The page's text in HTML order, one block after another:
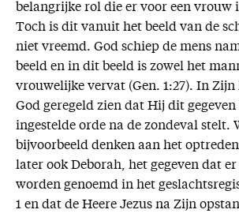
belangrijke rol die er voor een vrouw
Toch is dit vanuit het beeld van de
niet vreemd. God schiep de mens
beeld en in dit beeld is zowel het
vrouwelijke vervat (Gen. 1:27). In
God geregeld zien dat Hij dit gegeven
ingestelde orde na de zondeval stelt.
bijvoorbeeld denken aan het
later ook Deborah, het gegeven dat
worden genoemd in het
1 en dat de Heere Jezus na Zijn